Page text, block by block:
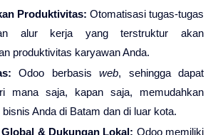
Produktivitas: Otomatisasi tugas-tugas
alur kerja yang terstruktur akan
produktivitas karyawan Anda.
Odoo berbasisweb, sehingga dapat
mana saja, kapan saja, memudahkan
bisnis Anda di Batam dan di luar kota.
& Dukungan Lokal: Odoo memiliki